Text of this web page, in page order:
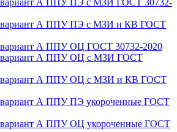
А ППУ ПЭ с МЗИ ГОСТ 30732-
вариант А ППУ ПЭ с МЗИ и КВ ГОСТ
А ППУ ОЦ ГОСТ 30732-2020
вариант А ППУ ОЦ с МЗИ ГОСТ
вариант А ППУ ОЦ с МЗИ и КВ ГОСТ
А ППУ ПЭ укороченные ГОСТ
А ППУ ОЦ укороченные ГОСТ